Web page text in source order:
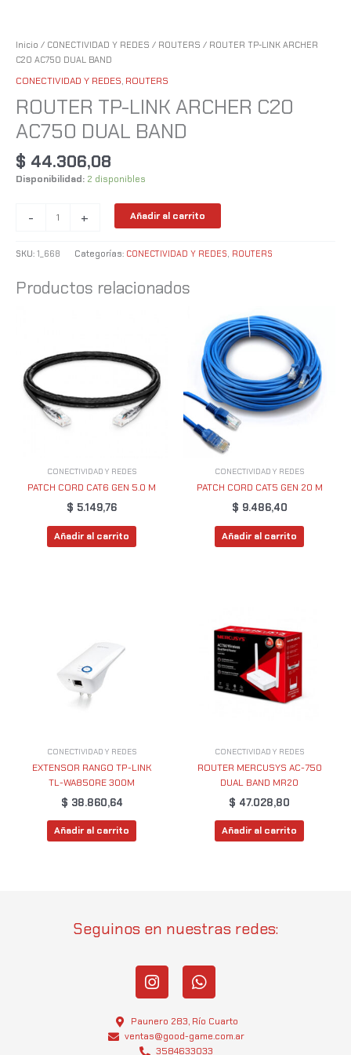
Inicio / CONECTIVIDAD Y REDES / ROUTERS / ROUTER TP-LINK ARCHER
C20 AC750 DUAL BAND
CONECTIVIDAD Y REDES, ROUTERS
ROUTER TP-LINK ARCHER C20
AC750 DUAL BAND
$ 44.306,08
Disponibilidad: 2 disponibles
- + Añadir al carrito
SKU: 1_668 Categorías: CONECTIVIDAD Y REDES ROUTERS
Productos relacionados
CONECTIVIDAD Y REDES
PATCH CORD CAT6 GEN 5.0 M
$ 5.149,76
Añadir al carrito
CONECTIVIDAD Y REDES
PATCH CORD CAT5 GEN 20 M
$ 9.486,40
Añadir al carrito
CONECTIVIDAD Y REDES
EXTENSOR RANGO TP-LINK
TL-WA850RE 300M
$ 38.860,64
Añadir al carrito
CONECTIVIDAD Y REDES
ROUTER MERCUSYS AC-750
DUAL BAND MR20
$ 47.028,80
Añadir al carrito
Seguinos en nuestras redes:
I
n
t
a
W
h
t
s
Paunero 283, Río Cuarto
ventas@good-game.com.ar
3584633033